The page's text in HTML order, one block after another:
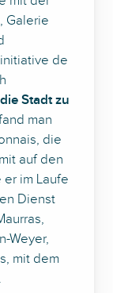
Galerie
de
Stadt zu
man
die
auf den
im Laufe
Dienst
Weyer,
mit dem